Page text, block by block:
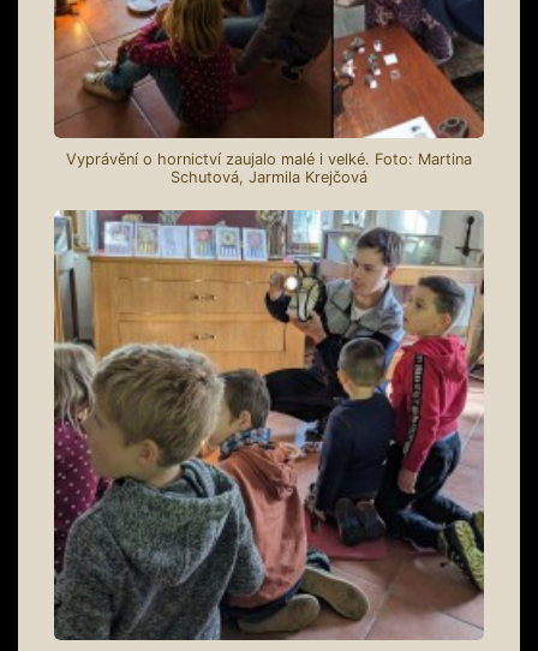
Vyprávění o hornictví zaujalo malé i velké. Foto: Martina
Schutová, Jarmila Krejčová